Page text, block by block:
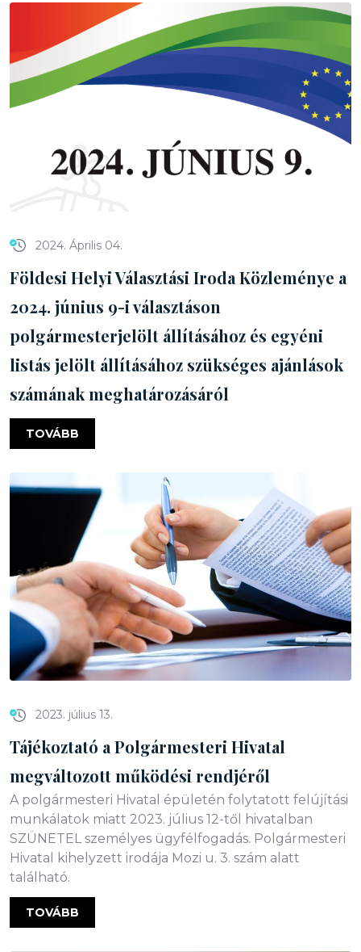
2024. Április 04.
Földesi Helyi Választási Iroda Közleménye a
2024. június 9-i választáson
polgármesterjelölt állításához és egyéni
listás jelölt állításához szükséges ajánlások
számának meghatározásáról
TOVÁBB
2023. július 13.
Tájékoztató a Polgármesteri Hivatal
megváltozott működési rendjéről
A polgármesteri Hivatal épületén folytatott felújítási
munkálatok miatt 2023. július 12-től hivatalban
SZÜNETEL személyes ügyfélfogadás. Polgármesteri
Hivatal kihelyzett irodája Mozi u. 3. szám alatt
található.
TOVÁBB